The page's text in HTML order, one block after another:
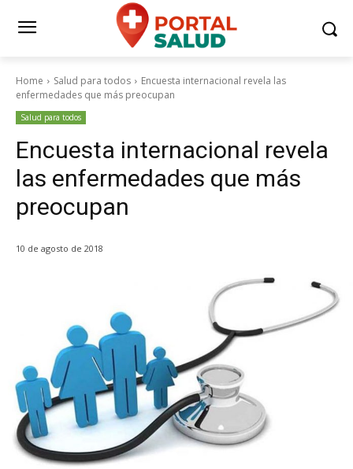
Home Salud para todos
Encuesta internacional revela las
enfermedades que más preocupan
Salud para todos
Encuesta internacional revela
las enfermedades que más
preocupan
10 de agosto de 2018